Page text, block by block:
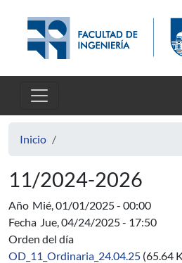
Inicio
11/2024-2026
Año Mié, 01/01/2025 - 00:00
Fecha Jue, 04/24/2025 - 17:50
Orden del día
OD_11_Ordinaria_24.04.25 (65.64